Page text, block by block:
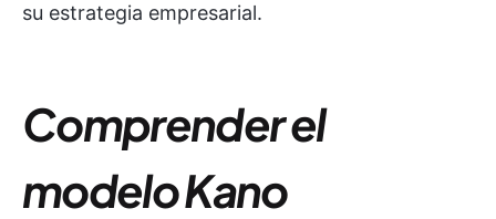
su estrategia empresarial.
Comprender el
modelo Kano